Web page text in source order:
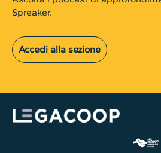
Spreaker.
Accedi alla sezione